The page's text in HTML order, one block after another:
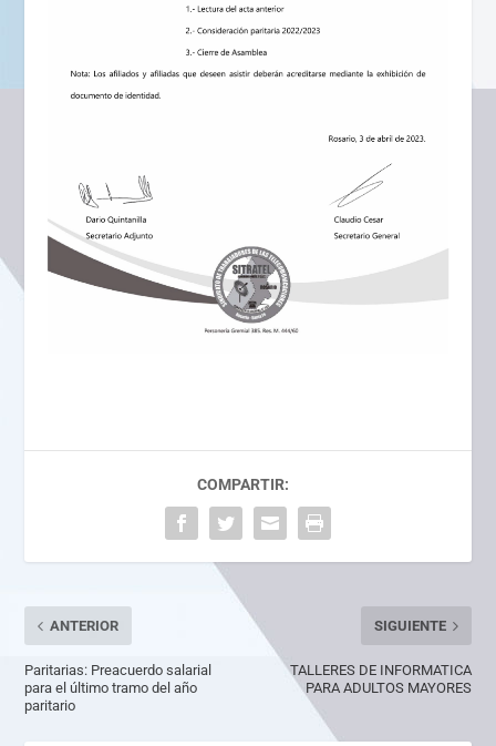
COMPARTIR:
ANTERIOR
Paritarias: Preacuerdo salarial
para el último tramo del año
paritario
SIGUIENTE
TALLERES DE INFORMATICA
PARA ADULTOS MAYORES